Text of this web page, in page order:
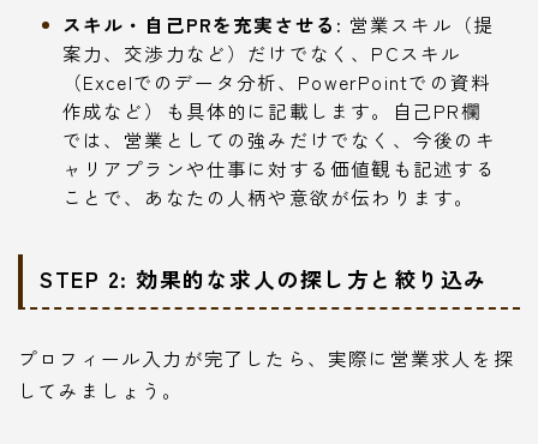
スキル・自己PRを充実させる: 営業スキル（提
案力、交渉力など）だけでなく、PCスキル
（Excelでのデータ分析、PowerPointでの資料
作成など）も具体的に記載します。自己PR欄
では、営業としての強みだけでなく、今後のキ
ャリアプランや仕事に対する価値観も記述する
ことで、あなたの人柄や意欲が伝わります。
STEP 2: 効果的な求人の探し方と絞り込み
プロフィール入力が完了したら、実際に営業求人を探
してみましょう。